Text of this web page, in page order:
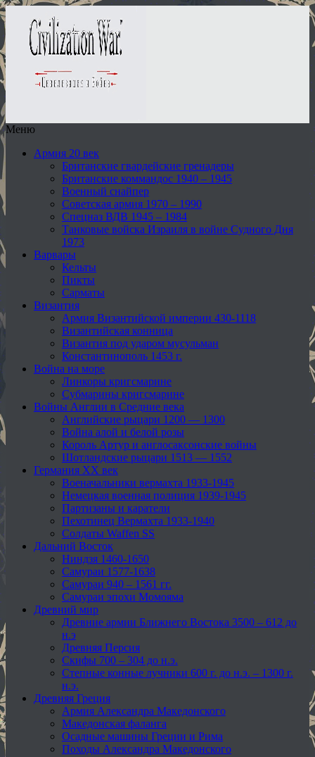
Меню
Армия 20 век
Британские гвардейские гренадеры
Британские коммандос 1940 – 1945
Военный снайпер
Советская армия 1970 – 1990
Спецназ ВДВ 1945 – 1984
Танковые войска Израиля в войне Судного Дня
1973
Варвары
Кельты
Пикты
Сарматы
Византия
Армия Византийской империи 430-1118
Византийская конница
Византия под ударом мусульман
Константинополь 1453 г.
Война на море
Линкоры кригсмарине
Субмарины кригсмарине
Войны Англии в Средние века
Английские рыцари 1200 — 1300
Война алой и белой розы
Король Артур и англосаксонские войны
Шотландские рыцари 1513 — 1552
Германия XX век
Военачальники вермахта 1933-1945
Немецкая военная полиция 1939-1945
Партизаны и каратели
Пехотинец Вермахта 1933-1940
Солдаты Waffen SS
Дальний Восток
Ниндзя 1460-1650
Самураи 1577-1638
Самураи 940 – 1561 гг.
Самураи эпохи Момояма
Древний мир
Древние армии Ближнего Востока 3500 – 612 до
н.э
Древняя Персия
Скифы 700 – 304 до н.э.
Степные конные лучники 600 г. до н.э. – 1300 г.
н.э.
Древняя Греция
Армия Александра Македонского
Македонская фаланга
Осадные машины Греции и Рима
Походы Александра Македонского